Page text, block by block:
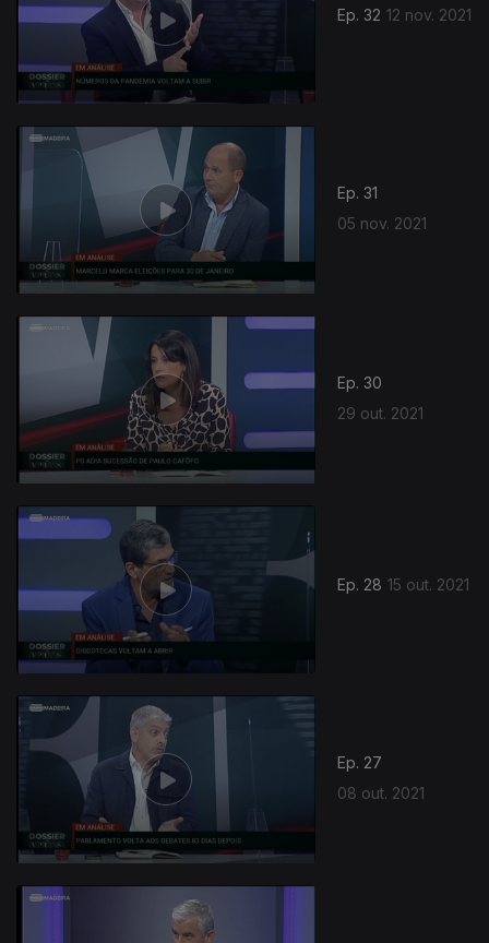
Ep. 32 12 nov. 2021
Ep. 31
05 nov. 2021
Ep. 30
29 out. 2021
Ep. 28 15 out. 2021
Ep. 27
08 out. 2021